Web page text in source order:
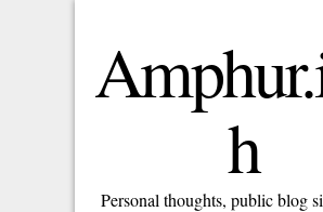
h
Personal thoughts, public blog